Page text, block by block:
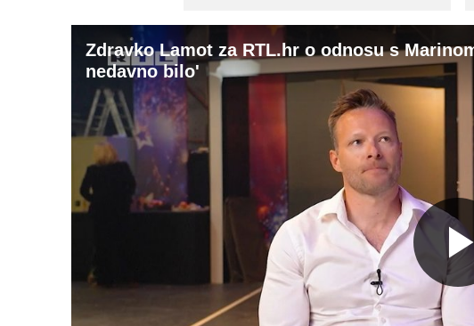
Zdravko Lamot za RTL.hr o odnosu s
nedavno bilo'